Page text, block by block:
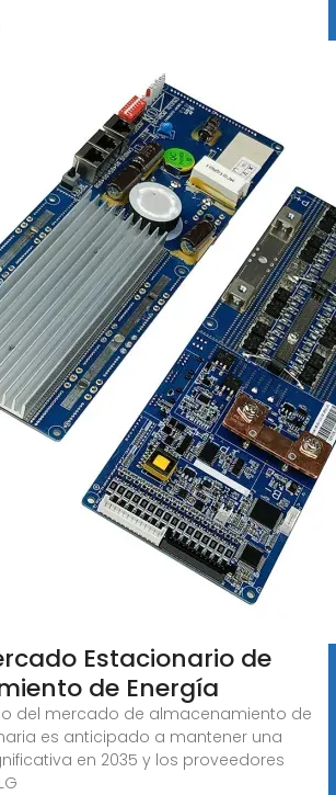
Estacionario de
de Energía
del mercado de almacenamiento de
es anticipado a mantener una
en 2035 y los proveedores